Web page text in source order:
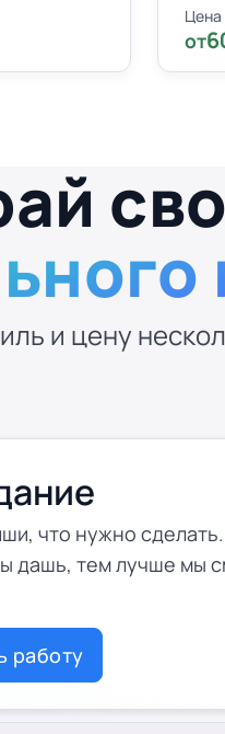
Цена
от
и цену
что нужно
дашь, тем лучше мы
работу